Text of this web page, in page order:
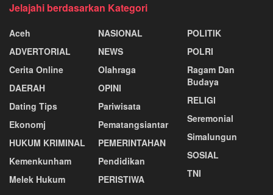
Jelajahi berdasarkan Kategori
Aceh
ADVERTORIAL
Cerita Online
DAERAH
Dating Tips
Ekonomj
HUKUM KRIMINAL
Kemenkunham
Melek Hukum
NASIONAL
NEWS
Olahraga
OPINI
Pariwisata
Pematangsiantar
PEMERINTAHAN
Pendidikan
PERISTIWA
POLITIK
POLRI
Ragam Dan
Budaya
RELIGI
Seremonial
Simalungun
SOSIAL
TNI